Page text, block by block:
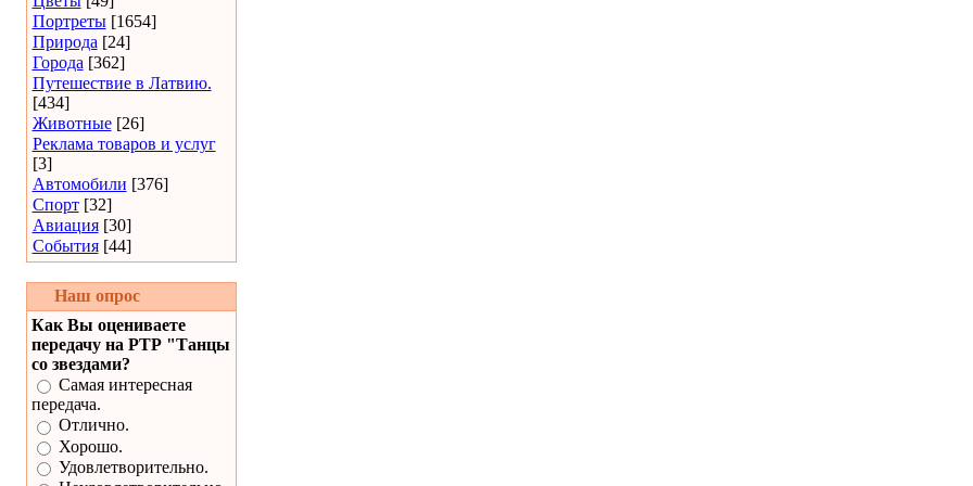
Портреты [1654]
Природа [24]
Города [362]
Путешествие в Латвию.
[434]
Животные [26]
Реклама товаров и услуг
[3]
Автомобили [376]
Спорт [32]
Авиация [30]
События [44]
Наш опрос
Как Вы оцениваете
передачу на РТР "Танцы
со звездами?
Самая интересная
передача.
Отлично.
Хорошо.
Удовлетворительно.